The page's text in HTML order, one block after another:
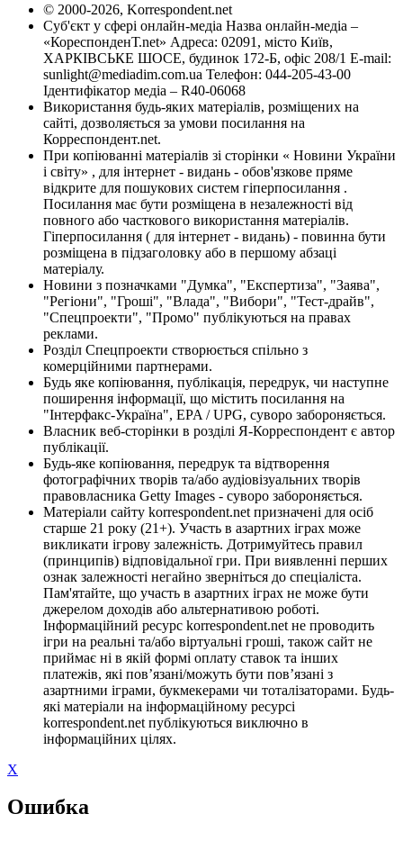
© 2000-2026, Korrespondent.net
Суб'єкт у сфері онлайн-медіа Назва онлайн-медіа –
«КореспонденТ.net» Адреса: 02091, місто Київ,
ХАРКІВСЬКЕ ШОСЕ, будинок 172-Б, офіс 208/1 E-mail:
sunlight@mediadim.com.ua Телефон: 044-205-43-00
Ідентифікатор медіа – R40-06068
Використання будь-яких матеріалів, розміщених на
сайті, дозволяється за умови посилання на
Корреспондент.net.
При копіюванні матеріалів зі сторінки « Новини України
і світу» , для інтернет - видань - обов'язкове пряме
відкрите для пошукових систем гіперпосилання .
Посилання має бути розміщена в незалежності від
повного або часткового використання матеріалів.
Гіперпосилання ( для інтернет - видань) - повинна бути
розміщена в підзаголовку або в першому абзаці
матеріалу.
Новини з позначками "Думка", "Експертиза", "Заява",
"Регіони", "Гроші", "Влада", "Вибори", "Тест-драйв",
"Спецпроекти", "Промо" публікуються на правах
реклами.
Розділ Спецпроекти створюється спільно з
комерційними партнерами.
Будь яке копіювання, публікація, передрук, чи наступне
поширення інформації, що містить посилання на
"Інтерфакс-Україна", EPA / UPG, суворо забороняється.
Власник веб-сторінки в розділі Я-Корреспондент є автор
публікації.
Будь-яке копіювання, передрук та відтворення
фотографічних творів та/або аудіовізуальних творів
правовласника Getty Images - суворо забороняється.
Матеріали сайту korrespondent.net призначені для осіб
старше 21 року (21+). Участь в азартних іграх може
викликати ігрову залежність. Дотримуйтесь правил
(принципів) відповідальної гри. При виявленні перших
ознак залежності негайно зверніться до спеціаліста.
Пам'ятайте, що участь в азартних іграх не може бути
джерелом доходів або альтернативою роботі.
Інформаційний ресурс korrespondent.net не проводить
ігри на реальні та/або віртуальні гроші, також сайт не
приймає ні в якій формі оплату ставок та інших
платежів, які пов’язані/можуть бути пов’язані з
азартними іграми, букмекерами чи тоталізаторами. Будь-
які матеріали на інформаційному ресурсі
korrespondent.net публікуються виключно в
інформаційних цілях.
X
Ошибка